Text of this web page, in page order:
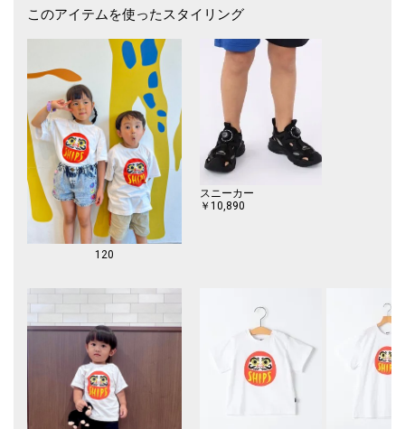
※末永く愛用頂く為に、アテンションタグ・洗濯ネームを必ずご確認の
上、着用又はお取り扱いください。
※撮影環境による光の当たり具合やパソコン・スマートフォンなどの閲覧
環境によって、実際の色味と異なって見える場合があります。
商品の色味は商品単体で撮影した画像をご参照ください。
このアイテムを使ったスタイリング
120
スニーカー
￥10,890